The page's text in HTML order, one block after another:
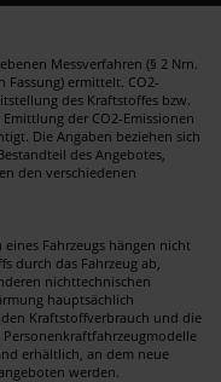
Messverfahren (§ 2 Nrn.
Fassung) ermittelt. CO2-
des Kraftstoffes bzw.
der CO2-Emissionen
Die Angaben beziehen sich
des Angebotes,
den verschiedenen
Fahrzeugs hängen nicht
durch das Fahrzeug ab,
nichttechnischen
hauptsächlich
Kraftstoffverbrauch und die
erhältlich, an dem neue
werden.